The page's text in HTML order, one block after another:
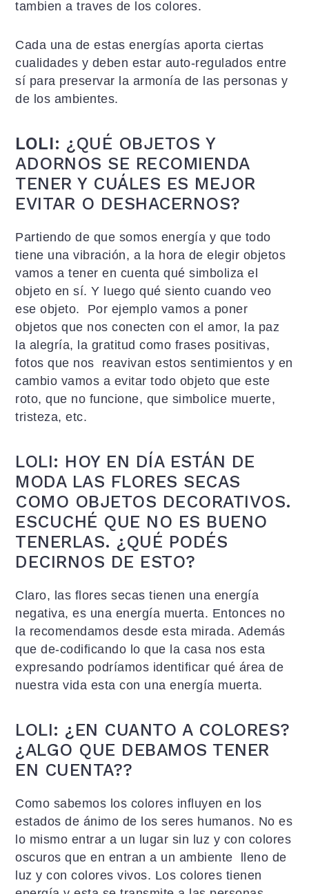
tambien a traves de los colores.
Cada una de estas energías aporta ciertas
cualidades y deben estar auto-regulados entre
sí para preservar la armonía de las personas y
de los ambientes.
LOLI: ¿QUÉ OBJETOS Y
ADORNOS SE RECOMIENDA
TENER Y CUÁLES ES MEJOR
EVITAR O DESHACERNOS?
Partiendo de que somos energía y que todo
tiene una vibración, a la hora de elegir objetos
vamos a tener en cuenta qué simboliza el
objeto en sí. Y luego qué siento cuando veo
ese objeto. Por ejemplo vamos a poner
objetos que nos conecten con el amor, la paz
la alegría, la gratitud como frases positivas,
fotos que nos reavivan estos sentimientos y en
cambio vamos a evitar todo objeto que este
roto, que no funcione, que simbolice muerte,
tristeza, etc.
LOLI: HOY EN DÍA ESTÁN DE
MODA LAS FLORES SECAS
COMO OBJETOS DECORATIVOS.
ESCUCHÉ QUE NO ES BUENO
TENERLAS. ¿QUÉ PODÉS
DECIRNOS DE ESTO?
Claro, las flores secas tienen una energía
negativa, es una energía muerta. Entonces no
la recomendamos desde esta mirada. Además
que de-codificando lo que la casa nos esta
expresando podríamos identificar qué área de
nuestra vida esta con una energía muerta.
LOLI: ¿EN CUANTO A COLORES?
¿ALGO QUE DEBAMOS TENER
EN CUENTA??
Como sabemos los colores influyen en los
estados de ánimo de los seres humanos. No es
lo mismo entrar a un lugar sin luz y con colores
oscuros que en entran a un ambiente lleno de
luz y con colores vivos. Los colores tienen